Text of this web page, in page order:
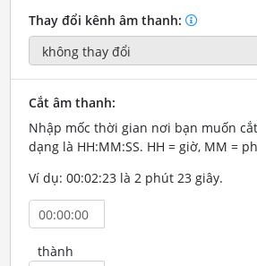
Thay đổi kênh âm thanh:
Cắt âm thanh:
Nhập mốc thời gian nơi bạn muốn
dạng là HH:MM:SS. HH = giờ, MM =
Ví dụ: 00:02:23 là 2 phút 23 giây.
thành